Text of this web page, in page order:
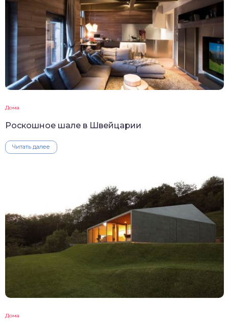
Дома
Роскошное шале в Швейцарии
Читать далее
Дома